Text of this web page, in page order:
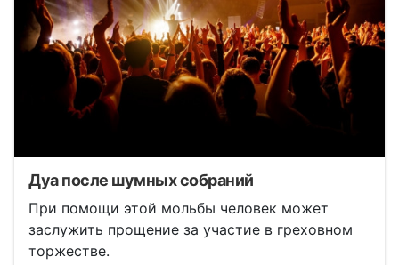
Дуа после шумных собраний
При помощи этой мольбы человек может
заслужить прощение за участие в греховном
торжестве.